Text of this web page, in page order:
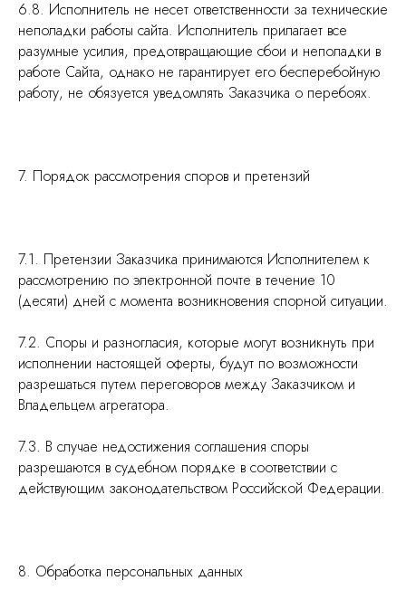
6.8. Исполнитель не несет ответственности за технические
неполадки работы сайта. Исполнитель прилагает все
разумные усилия, предотвращающие сбои и неполадки в
работе Сайта, однако не гарантирует его бесперебойную
работу, не обязуется уведомлять Заказчика о перебоях.
7. Порядок рассмотрения споров и претензий
7.1. Претензии Заказчика принимаются Исполнителем к
рассмотрению по электронной почте в течение 10
(десяти) дней с момента возникновения спорной ситуации.
7.2. Споры и разногласия, которые могут возникнуть при
исполнении настоящей оферты, будут по возможности
разрешаться путем переговоров между Заказчиком и
Владельцем агрегатора.
7.3. В случае недостижения соглашения споры
разрешаются в судебном порядке в соответствии с
действующим законодательством Российской Федерации.
8. Обработка персональных данных